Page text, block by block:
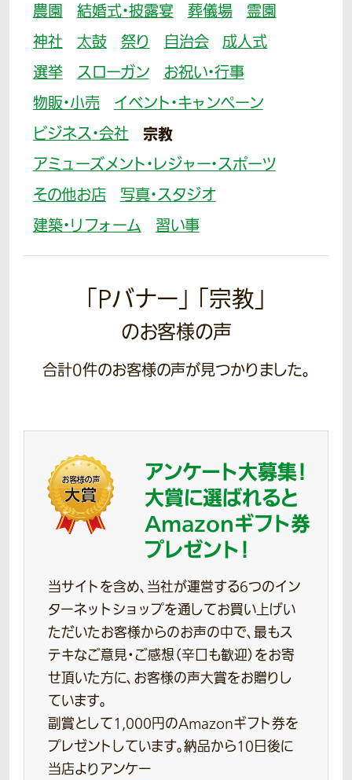
農園
結婚式・披露宴 葬儀場
霊園
神社
太鼓 祭り 自治会
成人式
選挙
スローガン
お祝い・行事
物販・小売
イベント・キャンペーン
ビジネス・会社
宗教
アミューズメント・レジャー・スポーツ
その他お店
写真・スタジオ
建築・リフォーム
習い事
「Pバナー」 「宗教」
のお客様の声
合計0件のお客様の声が見つかりました。
アンケート大募集！
大賞に選ばれると
Amazonギフト券
プレゼント！
当サイトを含め、当社が運営する6つのイン
ターネットショップを通してお買い上げい
ただいたお客様からのお声の中で、最もス
テキなご意見・ご感想（辛口も歓迎）をお寄
せ頂いた方に、お客様の声大賞をお贈りし
ています。
副賞として1,000円のAmazonギフト券を
プレゼントしています。納品から10日後に
当店よりアンケー